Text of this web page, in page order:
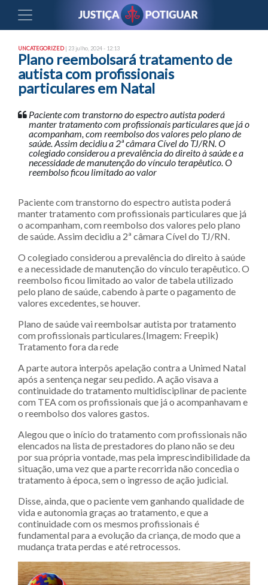
UNCATEGORIZED| 23 julho, 2024 - 12:13
Plano reembolsará tratamento de
autista com profissionais
particulares em Natal
Paciente com transtorno do espectro autista poderá
manter tratamento com profissionais particulares que já o
acompanham, com reembolso dos valores pelo plano de
saúde. Assim decidiu a 2ª câmara Cível do TJ/RN. O
colegiado considerou a prevalência do direito à saúde e a
necessidade de manutenção do vínculo terapêutico. O
reembolso ficou limitado ao valor
Paciente com transtorno do espectro autista poderá
manter tratamento com profissionais particulares que já
o acompanham, com reembolso dos valores pelo plano
de saúde. Assim decidiu a 2ª câmara Cível do TJ/RN.
O colegiado considerou a prevalência do direito à saúde
e a necessidade de manutenção do vínculo terapêutico. O
reembolso ficou limitado ao valor de tabela utilizado
pelo plano de saúde, cabendo à parte o pagamento de
valores excedentes, se houver.
Plano de saúde vai reembolsar autista por tratamento
com profissionais particulares.(Imagem: Freepik)
Tratamento fora da rede
A parte autora interpôs apelação contra a Unimed Natal
após a sentença negar seu pedido. A ação visava a
continuidade do tratamento multidisciplinar de paciente
com TEA com os profissionais que já o acompanhavam e
o reembolso dos valores gastos.
Alegou que o início do tratamento com profissionais não
elencados na lista de prestadores do plano não se deu
por sua própria vontade, mas pela imprescindibilidade da
situação, uma vez que a parte recorrida não concedia o
tratamento à época, sem o ingresso de ação judicial.
Disse, ainda, que o paciente vem ganhando qualidade de
vida e autonomia graças ao tratamento, e que a
continuidade com os mesmos profissionais é
fundamental para a evolução da criança, de modo que a
mudança trata perdas e até retrocessos.